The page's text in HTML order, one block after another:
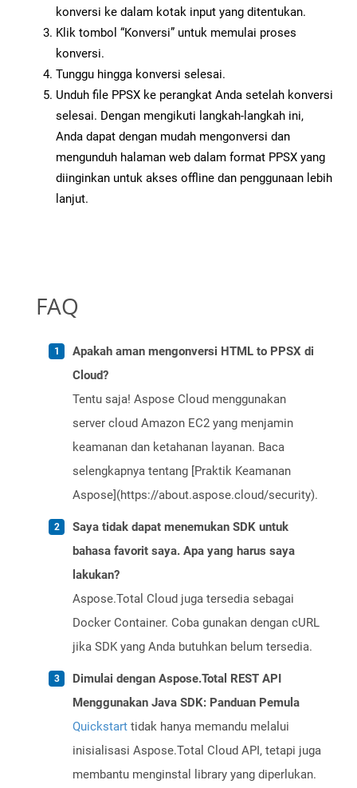
konversi ke dalam kotak input yang ditentukan.
Klik tombol “Konversi” untuk memulai proses
konversi.
Tunggu hingga konversi selesai.
Unduh file PPSX ke perangkat Anda setelah konversi
selesai. Dengan mengikuti langkah-langkah ini,
Anda dapat dengan mudah mengonversi dan
mengunduh halaman web dalam format PPSX yang
diinginkan untuk akses offline dan penggunaan lebih
lanjut.
FAQ
Apakah aman mengonversi HTML to PPSX di
Cloud?
Tentu saja! Aspose Cloud menggunakan
server cloud Amazon EC2 yang menjamin
keamanan dan ketahanan layanan. Baca
selengkapnya tentang [Praktik Keamanan
Aspose](https://about.aspose.cloud/security).
Saya tidak dapat menemukan SDK untuk
bahasa favorit saya. Apa yang harus saya
lakukan?
Aspose.Total Cloud juga tersedia sebagai
Docker Container. Coba gunakan dengan cURL
jika SDK yang Anda butuhkan belum tersedia.
Dimulai dengan Aspose.Total REST API
Menggunakan Java SDK: Panduan Pemula
Quickstart tidak hanya memandu melalui
inisialisasi Aspose.Total Cloud API, tetapi juga
membantu menginstal library yang diperlukan.